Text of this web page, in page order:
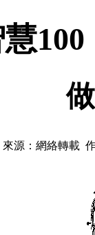
慧
來源：網絡轉載